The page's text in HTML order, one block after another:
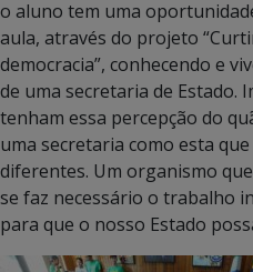
o aluno tem uma
aula, através do projeto
democracia”, conhecendo e
de uma secretaria de Estado.
tenham essa percepção do
uma secretaria como esta
diferentes. Um organismo
se faz necessário o trabalho
para que o nosso Estado